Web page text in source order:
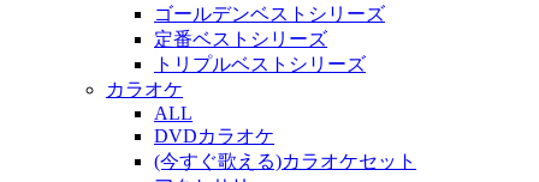
ゴールデンベストシリーズ
定番ベストシリーズ
トリプルベストシリーズ
カラオケ
ALL
DVDカラオケ
(今すぐ歌える)カラオケセット